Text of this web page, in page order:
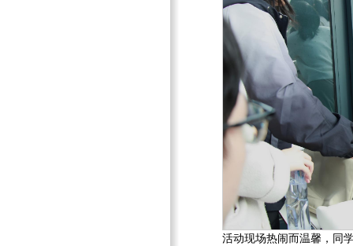
活动现场热闹而温馨，同